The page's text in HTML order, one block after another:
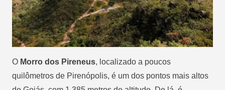
O Morro dos Pireneus, localizado a poucos
quilômetros de Pirenópolis, é um dos pontos mais altos